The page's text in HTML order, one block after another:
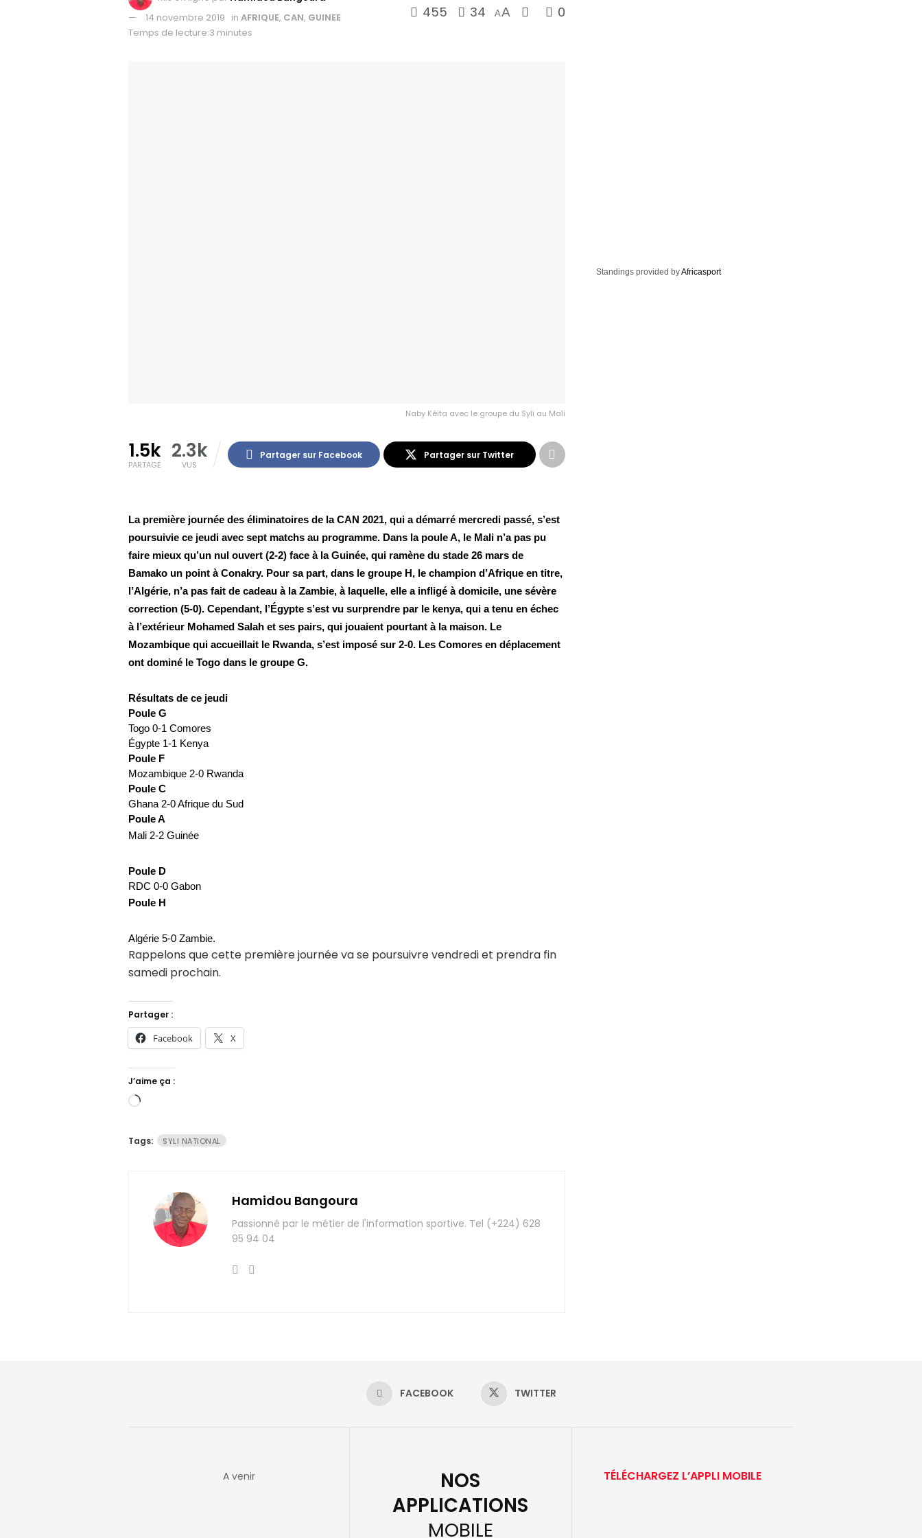
14 novembre 2019 in AFRIQUE, CAN, GUINEE
Temps de lecture:3 minutes
455 34 AA 0
Naby Kéita avec le groupe du Syli au Mali
1.5k
PARTAGE
2.3k
VUS
Partager sur Facebook Partager sur Twitter
La première journée des éliminatoires de la CAN 2021, qui a démarré mercredi passé, s’est
poursuivie ce jeudi avec sept matchs au programme. Dans la poule A, le Mali n’a pas pu
faire mieux qu’un nul ouvert (2-2) face à la Guinée, qui ramène du stade 26 mars de
Bamako un point à Conakry. Pour sa part, dans le groupe H, le champion d’Afrique en titre,
l’Algérie, n’a pas fait de cadeau à la Zambie, à laquelle, elle a infligé à domicile, une sévère
correction (5-0). Cependant, l’Égypte s’est vu surprendre par le kenya, qui a tenu en échec
à l’extérieur Mohamed Salah et ses pairs, qui jouaient pourtant à la maison. Le
Mozambique qui accueillait le Rwanda, s’est imposé sur 2-0. Les Comores en déplacement
ont dominé le Togo dans le groupe G.
Résultats de ce jeudi
Poule G
Togo 0-1 Comores
Égypte 1-1 Kenya
Poule F
Mozambique 2-0 Rwanda
Poule C
Ghana 2-0 Afrique du Sud
Poule A
Mali 2-2 Guinée
Poule D
RDC 0-0 Gabon
Poule H
Algérie 5-0 Zambie.
Rappelons que cette première journée va se poursuivre vendredi et prendra fin
samedi prochain.
Partager :
Facebook X
J’aime ça :
Chargement…
Tags: SYLI NATIONAL
Hamidou Bangoura
Passionné par le métier de l'information sportive. Tel (+224) 628
95 94 04
Standings provided byAfricasport
FACEBOOK TWITTER
A venir
NOS
APPLICATIONS
MOBILE
TÉLÉCHARGEZ L’APPLI MOBILE